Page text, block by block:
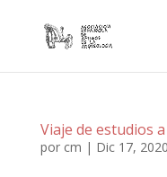
Viaje de estudios
por cm | Dic 17, 2020